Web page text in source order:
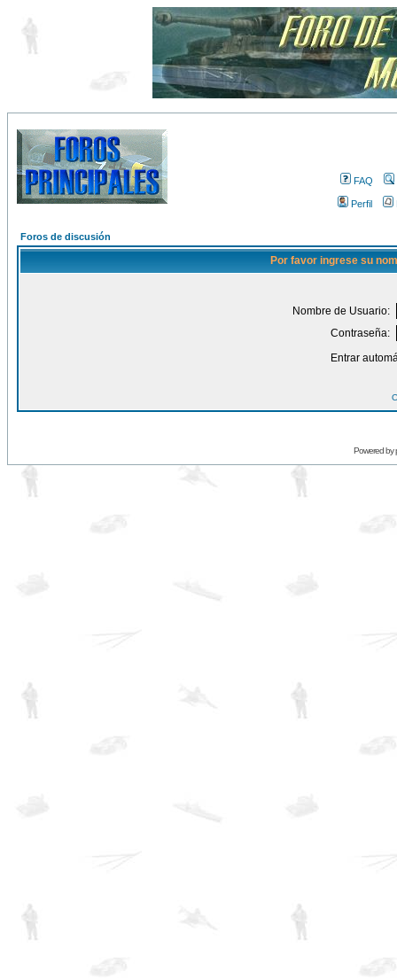
FAQ
Perfil
Foros de discusión
Por favor ingrese su
Nombre de Usuario:
Contraseña:
Entrar
Powered by